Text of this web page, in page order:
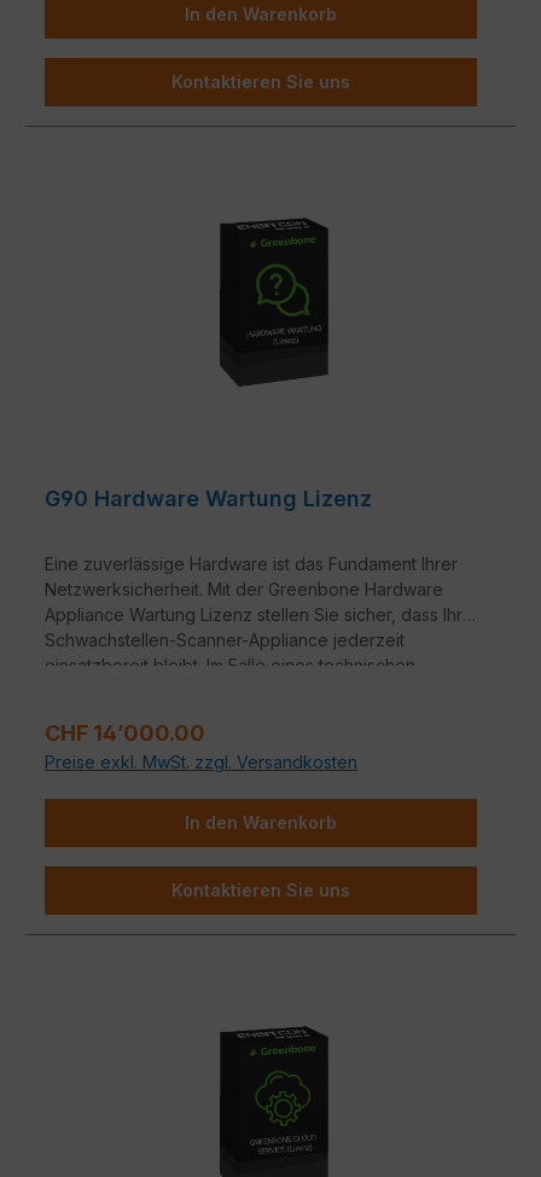
In den Warenkorb
Kontaktieren Sie uns
G90 Hardware Wartung Lizenz
Eine zuverlässige Hardware ist das Fundament Ihrer
Netzwerksicherheit. Mit der Greenbone Hardware
Appliance Wartung Lizenz stellen Sie sicher, dass Ihre
Schwachstellen-Scanner-Appliance jederzeit
einsatzbereit bleibt. Im Falle eines technischen
Infrastruktur ohne lange Ausfallzeiten geschützt bleibt.
Regulärer Preis:
CHF 14’000.00
Preise exkl. MwSt. zzgl. Versandkosten
In den Warenkorb
Kontaktieren Sie uns